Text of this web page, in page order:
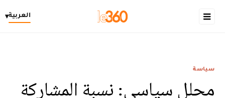
العربية▾
سياسة
محلل سياسي: نسبة المشاركة